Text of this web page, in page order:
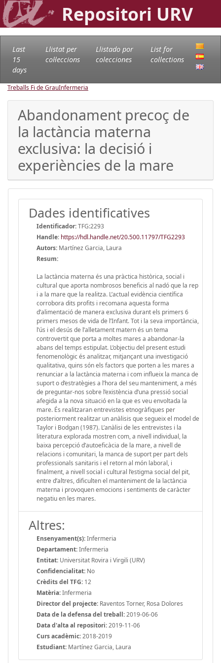
Repositori URV
Last
15
days
Llistat per
col·leccions
Llistado por
colecciones
List for
collections
Treballs Fi de GrauInfermeria
Abandonament precoç de
la lactància materna
exclusiva: la decisió i
experiències de la mare
Dades identificatives
Identificador:TFG:2293
Handle: https://hdl.handle.net/20.500.11797/TFG2293
Autors: Martínez Garcia, Laura
Resum:
La lactància materna és una pràctica històrica, social i
cultural que aporta nombrosos beneficis al nadó que la rep
i a la mare que la realitza. L’actual evidència científica
corrobora dits profits i recomana aquesta forma
d’alimentació de manera exclusiva durant els primers 6
primers mesos de vida de l’Infant. Tot i la seva importància,
l’ús i el desús de l’alletament matern és un tema
controvertit que porta a moltes mares a abandonar-la
abans del temps estipulat. L’objectiu del present estudi
fenomenològic és analitzar, mitjançant una investigació
qualitativa, quins són els factors que porten a les mares a
renunciar a la lactància materna i com influeix la manca de
suport o d’estratègies a l’hora del seu manteniment, a més
de preguntar-nos sobre l’existència d’una pressió social
afegida a la nova situació en la que es veu envoltada la
mare. És realitzaran entrevistes etnogràfiques per
posteriorment realitzar un anàlisis que segueix el model de
Taylor i Bodgan (1987). L’anàlisi de les entrevistes i la
literatura explorada mostren com, a nivell individual, la
baixa percepció d’autoeficàcia de la mare, a nivell de
relacions i comunitari, la manca de suport per part dels
professionals sanitaris i el retorn al món laboral, i
finalment, a nivell social i cultural l’estigma social del pit,
entre d’altres, dificulten el manteniment de la lactància
materna i provoquen emocions i sentiments de caràcter
negatiu en les mares.
Altres:
Ensenyament(s):Infermeria
Departament:Infermeria
Entitat: Universitat Rovira i Virgili (URV)
Confidencialitat: No
Crèdits del TFG: 12
Matèria:Infermeria
Director del projecte: Raventos Torner, Rosa Dolores
Data de la defensa del treball:2019-06-06
Data d'alta al repositori:2019-11-06
Curs acadèmic:2018-2019
Estudiant: Martínez Garcia, Laura